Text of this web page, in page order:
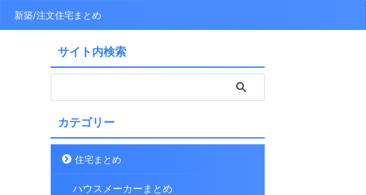
新築/注文住宅まとめ
サイト内検索
カテゴリー
住宅まとめ
ハウスメーカーまとめ